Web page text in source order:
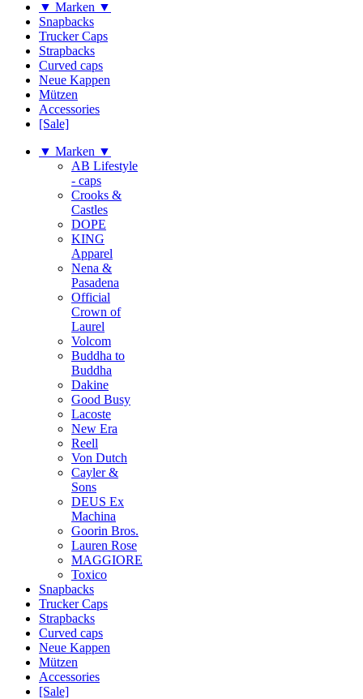
▼ Marken ▼
Snapbacks
Trucker Caps
Strapbacks
Curved caps
Neue Kappen
Mützen
Accessories
[Sale]
▼ Marken ▼
AB Lifestyle
- caps
Crooks &
Castles
DOPE
KING
Apparel
Nena &
Pasadena
Official
Crown of
Laurel
Volcom
Buddha to
Buddha
Dakine
Good Busy
Lacoste
New Era
Reell
Von Dutch
Cayler &
Sons
DEUS Ex
Machina
Goorin Bros.
Lauren Rose
MAGGIORE
Toxico
Snapbacks
Trucker Caps
Strapbacks
Curved caps
Neue Kappen
Mützen
Accessories
[Sale]